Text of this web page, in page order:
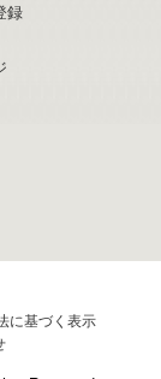
録
に基づく表示